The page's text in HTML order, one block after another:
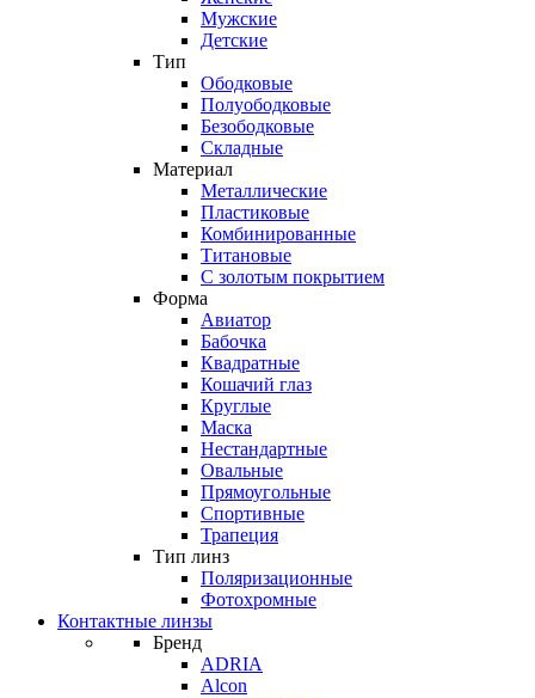
Мужские
Детские
Тип
Ободковые
Полуободковые
Безободковые
Складные
Материал
Металлические
Пластиковые
Комбинированные
Титановые
С золотым покрытием
Форма
Авиатор
Бабочка
Квадратные
Кошачий глаз
Круглые
Маска
Нестандартные
Овальные
Прямоугольные
Спортивные
Трапеция
Тип линз
Поляризационные
Фотохромные
Контактные линзы
Бренд
ADRIA
Alcon